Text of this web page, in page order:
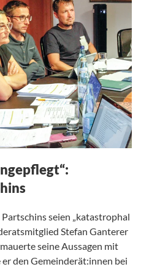
seien „katastrophal
Stefan Ganterer
seine Aussagen mit
den Gemeinderät:innen bei